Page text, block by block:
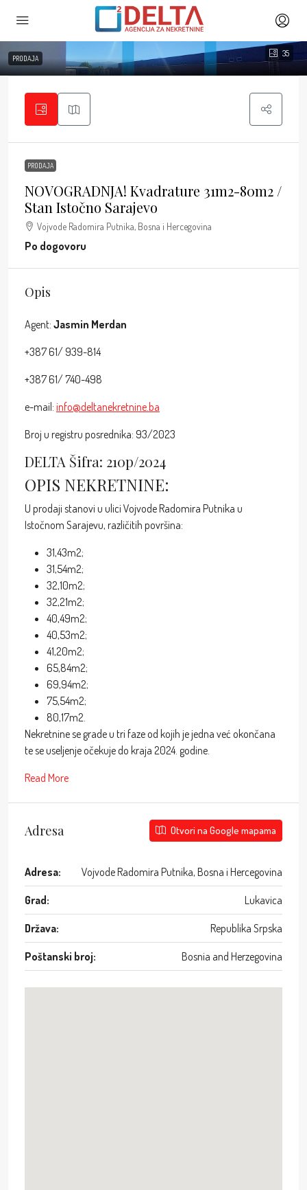
35
PRODAJA
PRODAJA
NOVOGRADNJA! Kvadrature 31m2-80m2 /
Stan Istočno Sarajevo
Vojvode Radomira Putnika, Bosna i Hercegovina
Po dogovoru
Opis
Agent: Jasmin Merdan
+387 61/ 939-814
+387 61/ 740-498
e-mail: info@deltanekretnine.ba
Broj u registru posrednika: 93/2023
DELTA Šifra: 210p/2024
OPIS NEKRETNINE:
U prodaji stanovi u ulici Vojvode Radomira Putnika u
Istočnom Sarajevu, različitih površina:
31,43m2;
31,54m2;
32,10m2;
32,21m2;
40,49m2;
40,53m2;
41,20m2;
65,84m2;
69,94m2;
75,54m2;
80,17m2.
Nekretnine se grade u tri faze od kojih je jedna već okončana
te se useljenje očekuje do kraja 2024. godine.
Read More
Adresa Otvori na Google mapama
Adresa: Vojvode Radomira Putnika, Bosna i Hercegovina
Grad: Lukavica
Država: Republika Srpska
Poštanski broj: Bosnia and Herzegovina